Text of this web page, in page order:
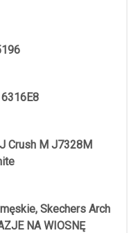
Crush M J7328M
Skechers Arch
NA WIOSNĘ